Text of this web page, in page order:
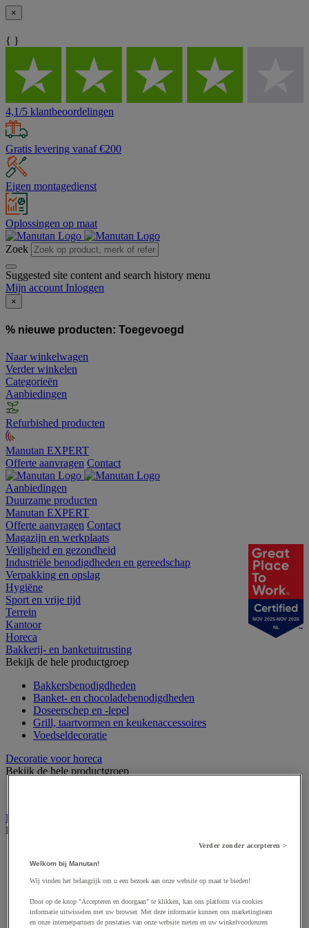
×
{ }
4,1/5 klantbeoordelingen
Gratis levering vanaf €200
Eigen montagedienst
Oplossingen op maat
Zoek
Suggested site content and search history menu
Mijn account Inloggen
×
% nieuwe producten: Toegevoegd
Naar winkelwagen
Verder winkelen
Categorieën
Aanbiedingen
Refurbished producten
Manutan EXPERT
Offerte aanvragen Contact
Aanbiedingen
Duurzame producten
Manutan EXPERT
Offerte aanvragen Contact
Magazijn en werkplaats
Veiligheid en gezondheid
Industriële benodigdheden en gereedschap
Verpakking en opslag
Hygiëne
Sport en vrije tijd
Terrein
Kantoor
Horeca
Bakkerij- en banketuitrusting
Bekijk de hele productgroep
Bakkersbenodigdheden
Banket- en chocoladebenodigdheden
Doseerschep en -lepel
Grill, taartvormen en keukenaccessoires
Voedseldecoratie
Decoratie voor horeca
Bekijk de hele productgroep
Eten en drinken
Bekijk de hele productgroep
Koffie
Soep
Thee
Water
NOV 2025-NOV 2026
NL
Verder zonder accepteren >
Welkom bij Manutan!
Wij vinden het belangrijk om u een bezoek aan onze website op maat te bieden!
Door op de knop "Accepteren en doorgaan" te klikken, kan ons platform via cookies
informatie uitwisselen met uw browser. Met deze informatie kunnen ons marketingteam
en onze internetpartners de prestaties van onze website meten en uw winkelvoorkeuren